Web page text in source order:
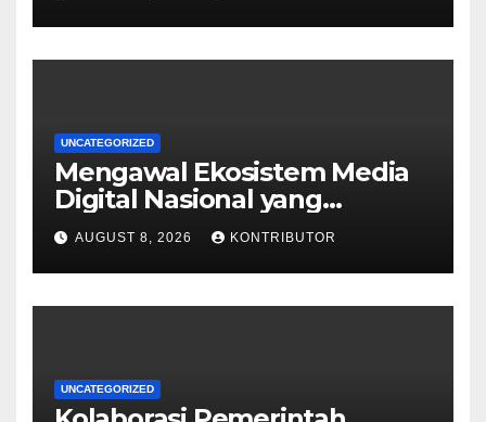
UNCATEGORIZED
Mengawal Ekosistem Media
Digital Nasional yang
Tangguh Hadapi Disrupsi AI
AUGUST 8, 2026 KONTRIBUTOR
UNCATEGORIZED